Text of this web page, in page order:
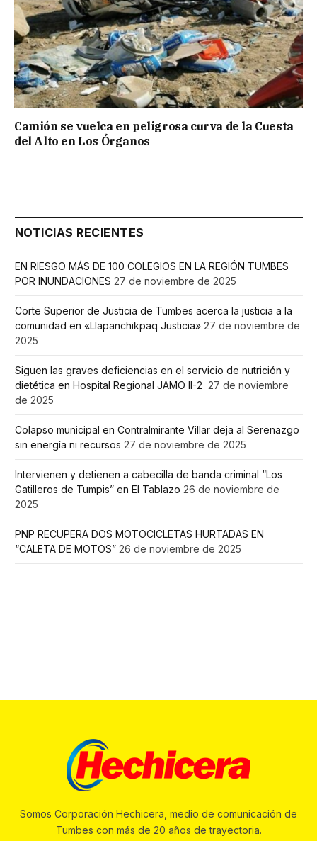
Camión se vuelca en peligrosa curva de la Cuesta
del Alto en Los Órganos
NOTICIAS RECIENTES
EN RIESGO MÁS DE 100 COLEGIOS EN LA REGIÓN TUMBES
POR INUNDACIONES 27 de noviembre de 2025
Corte Superior de Justicia de Tumbes acerca la justicia a la
comunidad en «Llapanchikpaq Justicia» 27 de noviembre de
2025
Siguen las graves deficiencias en el servicio de nutrición y
dietética en Hospital Regional JAMO II-2 27 de noviembre
de 2025
Colapso municipal en Contralmirante Villar deja al Serenazgo
sin energía ni recursos 27 de noviembre de 2025
Intervienen y detienen a cabecilla de banda criminal “Los
Gatilleros de Tumpis” en El Tablazo 26 de noviembre de
2025
PNP RECUPERA DOS MOTOCICLETAS HURTADAS EN
“CALETA DE MOTOS” 26 de noviembre de 2025
Somos Corporación Hechicera, medio de comunicación de
Tumbes con más de 20 años de trayectoria.